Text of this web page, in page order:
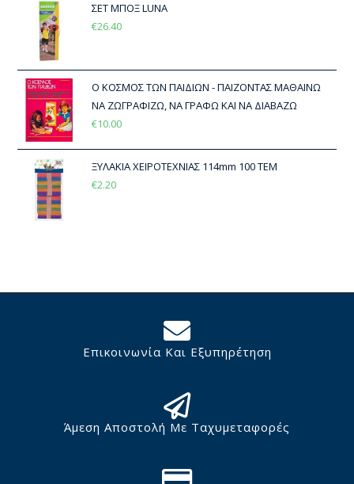
ΣΕΤ ΜΠΟΞ LUNA
€26.40
Ο ΚΟΣΜΟΣ ΤΩΝ ΠΑΙΔΙΩΝ - ΠΑΙΖΟΝΤΑΣ ΜΑΘΑΙΝΩ
ΝΑ ΖΩΓΡΑΦΙΖΩ, ΝΑ ΓΡΑΦΩ ΚΑΙ ΝΑ ΔΙΑΒΑΖΩ
€10.00
ΞΥΛΑΚΙΑ ΧΕΙΡΟΤΕΧΝΙΑΣ 114mm 100 ΤΕΜ
€2.20
Επικοινωνία Και Εξυπηρέτηση
Άμεση Αποστολή Με Ταχυμεταφορές